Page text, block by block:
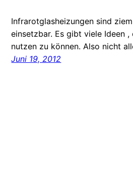
Infrarotglasheizungen sind
einsetzbar. Es gibt viele Ideen
nutzen zu können. Also nicht
Juni 19, 2012